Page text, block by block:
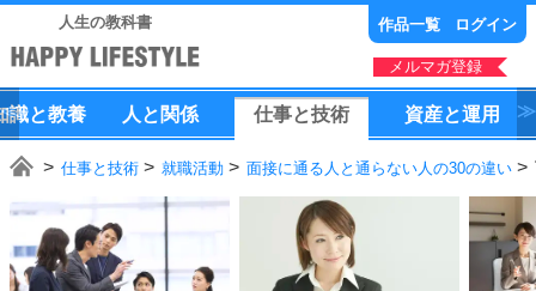
人生の教科書 作品一覧 ログイン
メルマガ登録
識と教養 人 と 関係 仕事と技術 資産と運用
仕事と技術 就職活動 面接に通る人と通らない人の30の違い